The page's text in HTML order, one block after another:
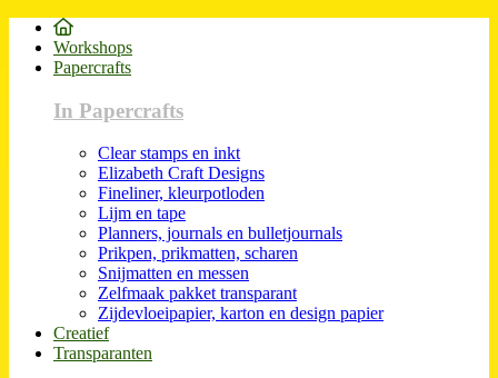
Workshops
Papercrafts
In Papercrafts
Clear stamps en inkt
Elizabeth Craft Designs
Fineliner, kleurpotloden
Lijm en tape
Planners, journals en bulletjournals
Prikpen, prikmatten, scharen
Snijmatten en messen
Zelfmaak pakket transparant
Zijdevloeipapier, karton en design papier
Creatief
Transparanten